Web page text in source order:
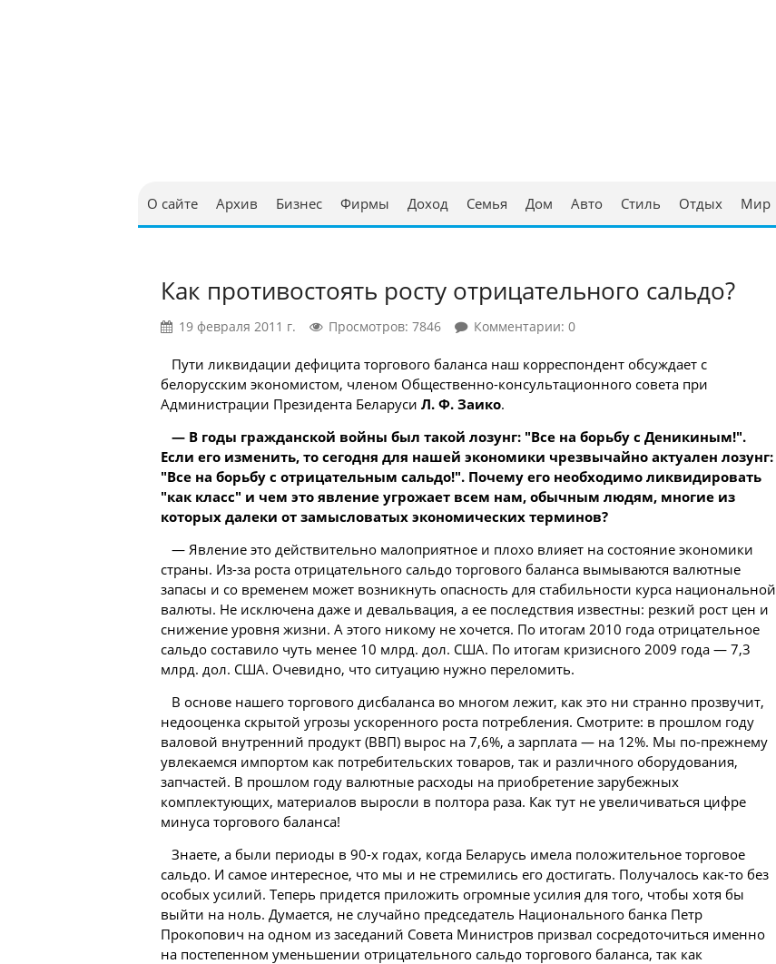
О сайте Архив Бизнес Фирмы Доход Семья Дом Авто Стиль Отдых Мир
Как противостоять росту отрицательного сальдо?
19 февраля 2011 г. Просмотров: 7846 Комментарии: 0
Пути ликвидации дефицита торгового баланса наш корреспондент обсуждает с
белорусским экономистом, членом Общественно-консультационного совета при
Администрации Президента Беларуси Л. Ф. Заико.
— В годы гражданской войны был такой лозунг: "Все на борьбу с Деникиным!".
Если его изменить, то сегодня для нашей экономики чрезвычайно актуален лозунг:
"Все на борьбу с отрицательным сальдо!". Почему его необходимо ликвидировать
"как класс" и чем это явление угрожает всем нам, обычным людям, многие из
которых далеки от замысловатых экономических терминов?
— Явление это действительно малоприятное и плохо влияет на состояние экономики
страны. Из-за роста отрицательного сальдо торгового баланса вымываются валютные
запасы и со временем может возникнуть опасность для стабильности курса национальной
валюты. Не исключена даже и девальвация, а ее последствия известны: резкий рост цен и
снижение уровня жизни. А этого никому не хочется. По итогам 2010 года отрицательное
сальдо составило чуть менее 10 млрд. дол. США. По итогам кризисного 2009 года — 7,3
млрд. дол. США. Очевидно, что ситуацию нужно переломить.
В основе нашего торгового дисбаланса во многом лежит, как это ни странно прозвучит,
недооценка скрытой угрозы ускоренного роста потребления. Смотрите: в прошлом году
валовой внутренний продукт (ВВП) вырос на 7,6%, а зарплата — на 12%. Мы по-прежнему
увлекаемся импортом как потребительских товаров, так и различного оборудования,
запчастей. В прошлом году валютные расходы на приобретение зарубежных
комплектующих, материалов выросли в полтора раза. Как тут не увеличиваться цифре
минуса торгового баланса!
Знаете, а были периоды в 90-х годах, когда Беларусь имела положительное торговое
сальдо. И самое интересное, что мы и не стремились его достигать. Получалось как-то без
особых усилий. Теперь придется приложить огромные усилия для того, чтобы хотя бы
выйти на ноль. Думается, не случайно председатель Национального банка Петр
Прокопович на одном из заседаний Совета Министров призвал сосредоточиться именно
на постепенном уменьшении отрицательного сальдо торгового баланса, так как